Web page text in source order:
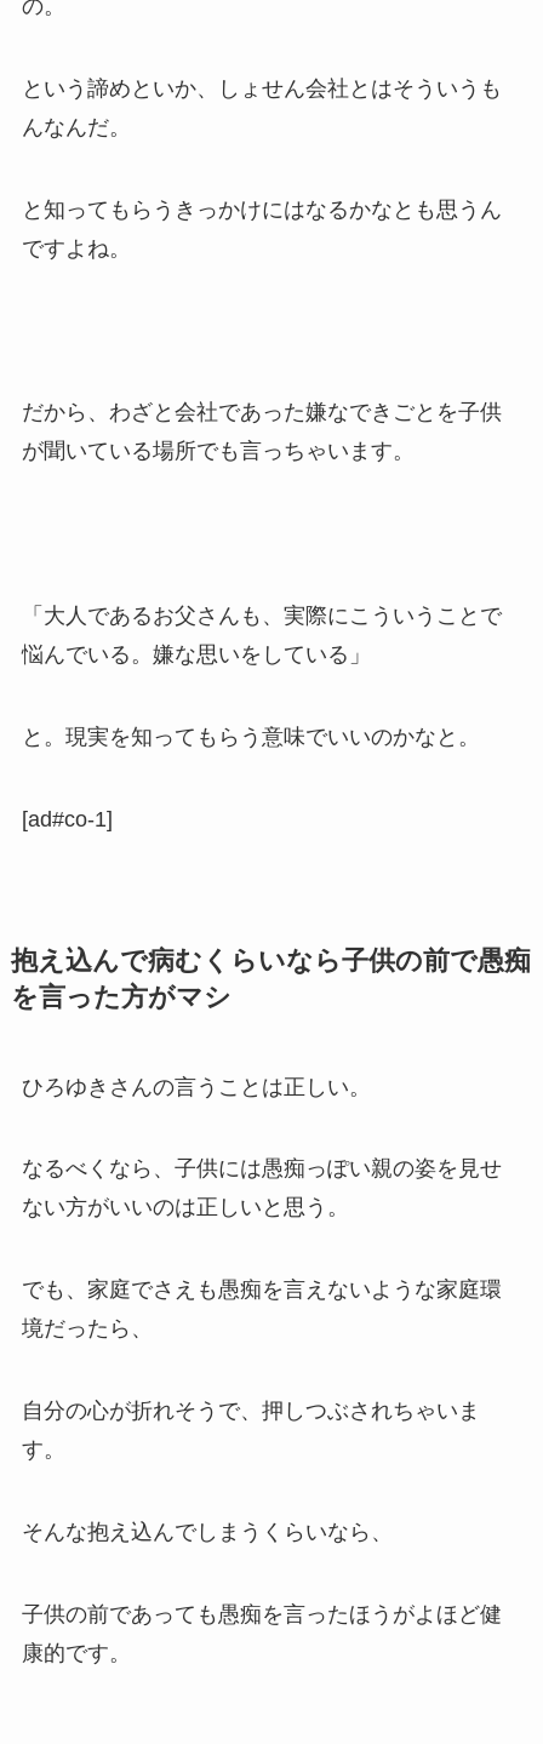
の。
という諦めといか、しょせん会社とはそういうも
んなんだ。
と知ってもらうきっかけにはなるかなとも思うん
ですよね。
だから、わざと会社であった嫌なできごとを子供
が聞いている場所でも言っちゃいます。
「大人であるお父さんも、実際にこういうことで
悩んでいる。嫌な思いをしている」
と。現実を知ってもらう意味でいいのかなと。
[ad#co-1]
抱え込んで病むくらいなら子供の前で愚痴
を言った方がマシ
ひろゆきさんの言うことは正しい。
なるべくなら、子供には愚痴っぽい親の姿を見せ
ない方がいいのは正しいと思う。
でも、家庭でさえも愚痴を言えないような家庭環
境だったら、
自分の心が折れそうで、押しつぶされちゃいま
す。
そんな抱え込んでしまうくらいなら、
子供の前であっても愚痴を言ったほうがよほど健
康的です。